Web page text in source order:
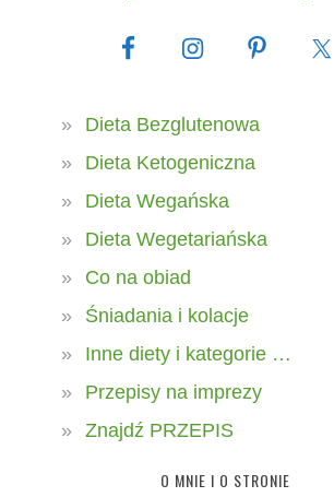
Dieta Bezglutenowa
Dieta Ketogeniczna
Dieta Wegańska
Dieta Wegetariańska
Co na obiad
Śniadania i kolacje
Inne diety i kategorie …
Przepisy na imprezy
Znajdź PRZEPIS
O MNIE I O STRONIE